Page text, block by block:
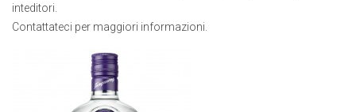
inteditori.
Contattateci per maggiori informazioni.